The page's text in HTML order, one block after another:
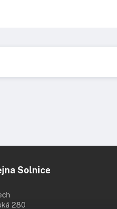
Solnice
280